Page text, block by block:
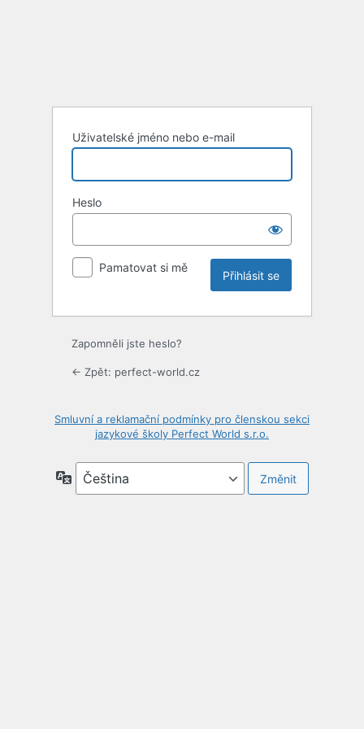
Uživatelské jméno nebo e-mail
Heslo
Pamatovat si mě
Zapomněli jste heslo?
← Zpět: perfect-world.cz
Smluvní a reklamační podmínky pro členskou sekci
jazykové školy Perfect World s.r.o.
Jazyky